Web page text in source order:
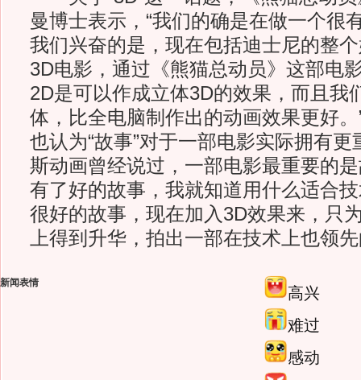
曼博士表示，“我们的确是在做一个很
我们兴奋的是，现在包括迪士尼的整
3D电影，通过《熊猫总动员》这部电
2D是可以作成立体3D的效果，而且我
体，比全电脑制作出的动画效果更好
也认为“故事”对于一部电影实际拥有更
斯动画曾经说过，一部电影最重要的
有了好的故事，我就知道用什么适合
很好的故事，现在加入3D效果来，只
上得到升华，拍出一部在技术上也领
新闻表情
高兴
难过
感动